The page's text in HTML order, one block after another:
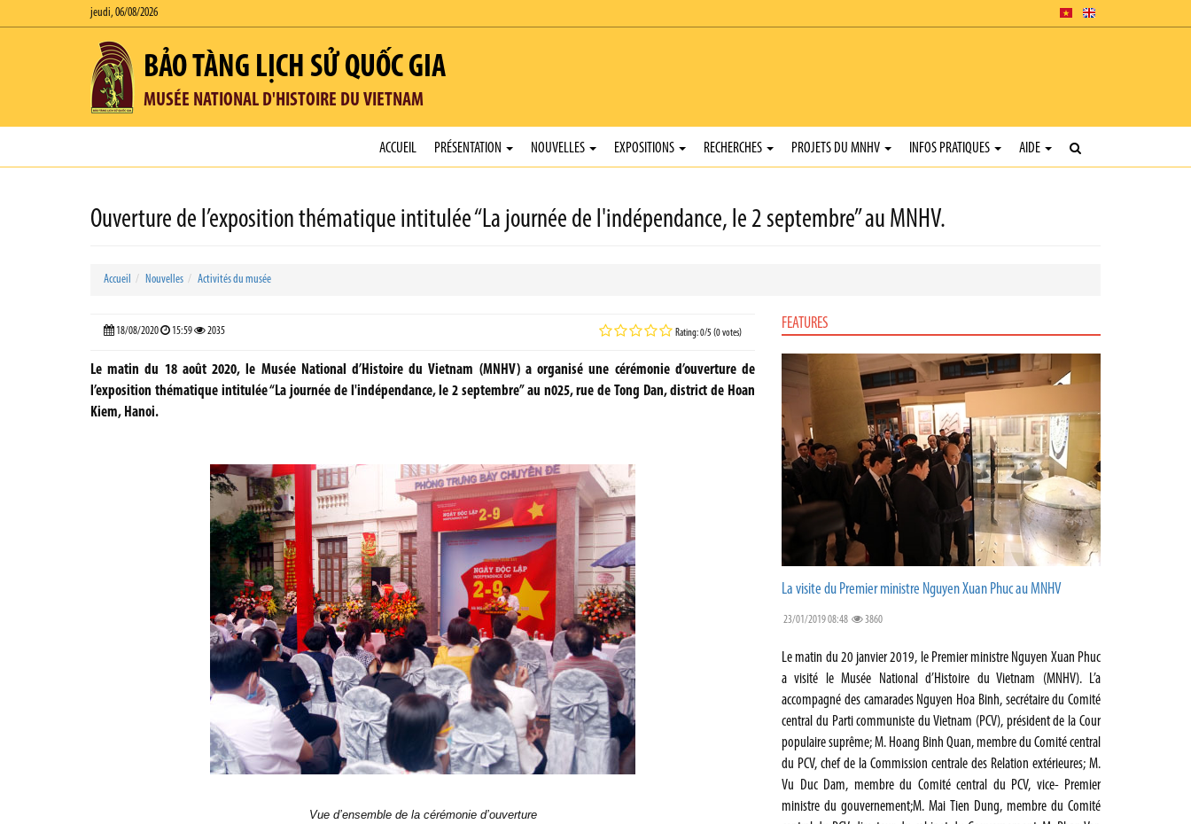
jeudi, 06/08/2026
BẢO TÀNG LỊCH SỬ QUỐC GIA
MUSÉE NATIONAL D'HISTOIRE DU VIETNAM
ACCUEIL PRÉSENTATION NOUVELLES EXPOSITIONS RECHERCHES PROJETS DU MNHV INFOS PRATIQUES AIDE
Ouverture de l’exposition thématique intitulée “La journée de l'indépendance, le 2 septembre” au MNHV.
Accueil Nouvelles Activités du musée
18/08/2020 15:59 2035 Rating: 0/5 (0 votes)
Le matin du 18 août 2020, le Musée National d’Histoire du Vietnam (MNHV) a organisé une cérémonie d’ouverture de
l’exposition thématique intitulée “La journée de l'indépendance, le 2 septembre” au n025, rue de Tong Dan, district de Hoan
Kiem, Hanoi.
Vue d’ensemble de la cérémonie d’ouverture
FEATURES
La visite du Premier ministre Nguyen Xuan Phuc au MNHV
23/01/2019 08:48 3860
Le matin du 20 janvier 2019, le Premier ministre Nguyen Xuan Phuc
a visité le Musée National d’Histoire du Vietnam (MNHV). L’a
accompagné des camarades Nguyen Hoa Binh, secrétaire du Comité
central du Parti communiste du Vietnam (PCV), président de la Cour
populaire suprême; M. Hoang Binh Quan, membre du Comité central
du PCV, chef de la Commission centrale des Relation extérieures; M.
Vu Duc Dam, membre du Comité central du PCV, vice- Premier
ministre du gouvernement;M. Mai Tien Dung, membre du Comité